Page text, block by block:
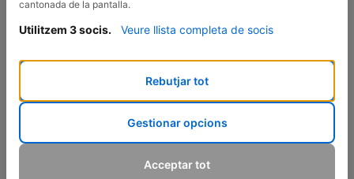
UNA RECEPTA HIVERNAL MOLT SALUDABLE!
cantonada de la pantalla.
Utilitzem 3 socis. Veure llista completa de socis
Rebutjar tot
Gestionar opcions
Acceptar tot